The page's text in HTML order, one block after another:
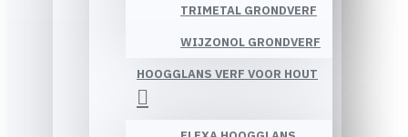
TRIMETAL GRONDVERF
WIJZONOL GRONDVERF
HOOGGLANS VERF VOOR HOUT